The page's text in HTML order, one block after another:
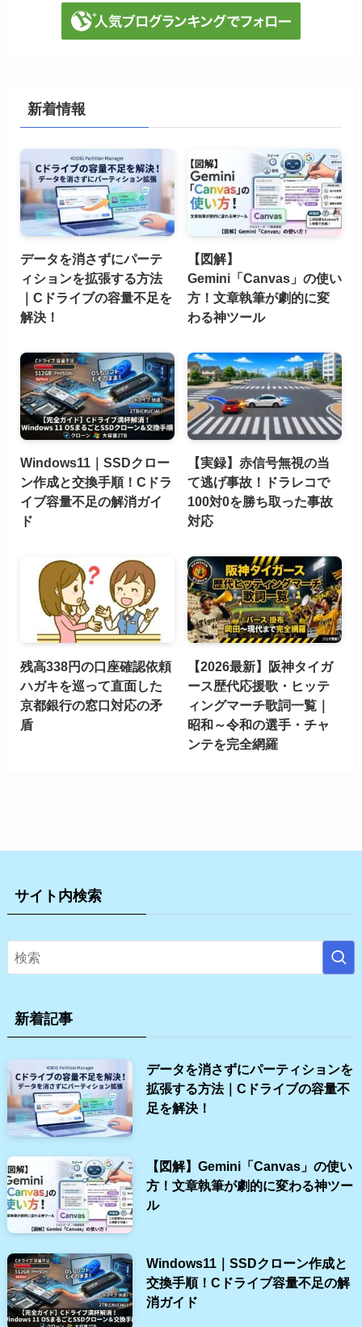
新着情報
データを消さずにパーテ
ィションを拡張する方法
｜Cドライブの容量不足を
解決！
【図解】
Gemini「Canvas」の使い
方！文章執筆が劇的に変
わる神ツール
Windows11｜SSDクロー
ン作成と交換手順！Cドラ
イブ容量不足の解消ガイ
ド
【実録】赤信号無視の当
て逃げ事故！ドラレコで
100対0を勝ち取った事故
対応
残高338円の口座確認依頼
ハガキを巡って直面した
京都銀行の窓口対応の矛
盾
【2026最新】阪神タイガ
ース歴代応援歌・ヒッテ
ィングマーチ歌詞一覧｜
昭和～令和の選手・チャ
ンテを完全網羅
サイト内検索
新着記事
データを消さずにパーティションを
拡張する方法｜Cドライブの容量不
足を解決！
【図解】Gemini「Canvas」の使い
方！文章執筆が劇的に変わる神ツー
ル
Windows11｜SSDクローン作成と
交換手順！Cドライブ容量不足の解
消ガイド